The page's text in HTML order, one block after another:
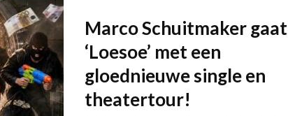
Marco Schuitmaker gaat
‘Loesoe’ met een
gloednieuwe single en
theatertour!